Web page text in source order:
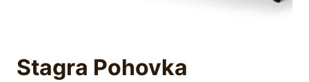
Stagra Pohovka